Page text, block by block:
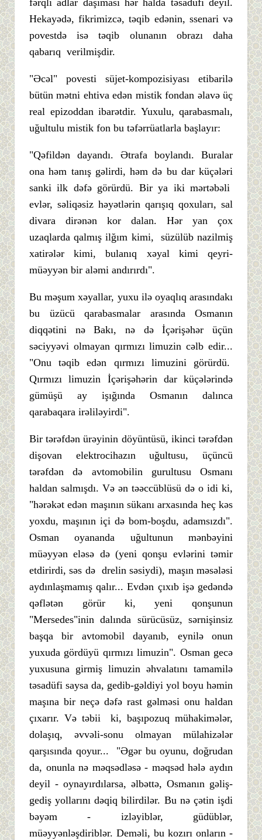
fərqli adlar daşıması hər halda təsadüfi deyil.
Hekayədə, fikrimizcə, təqib edənin, ssenari və
povestdə isə təqib olunanın obrazı daha
qabarıq verilmişdir.
"Əcəl" povesti süjet-kompozisiyası etibarilə
bütün mətni ehtiva edən mistik fondan əlavə üç
real epizoddan ibarətdir. Yuxulu, qarabasmalı,
uğultulu mistik fon bu təfərrüatlarla başlayır:
"Qəfildən dayandı. Ətrafa boylandı. Buralar
ona həm tanış gəlirdi, həm də bu dar küçələri
sanki ilk dəfə görürdü. Bir ya iki mərtəbəli
evlər, səliqəsiz həyətlərin qarışıq qoxuları, sal
divara dirənən kor dalan. Hər yan çox
uzaqlarda qalmış ilğım kimi, süzülüb nazilmiş
xatirələr kimi, bulanıq xəyal kimi qeyri-
müəyyən bir aləmi andırırdı".
Bu məşum xəyallar, yuxu ilə oyaqlıq arasındakı
bu üzücü qarabasmalar arasında Osmanın
diqqətini nə Bakı, nə də İçərişəhər üçün
səciyyəvi olmayan qırmızı limuzin cəlb edir...
"Onu təqib edən qırmızı limuzini görürdü.
Qırmızı limuzin İçərişəhərin dar küçələrində
gümüşü ay işığında Osmanın dalınca
qarabaqara irəliləyirdi".
Bir tərəfdən ürəyinin döyüntüsü, ikinci tərəfdən
dişovan elektrocihazın uğultusu, üçüncü
tərəfdən də avtomobilin gurultusu Osmanı
haldan salmışdı. Və ən təəccüblüsü də o idi ki,
"hərəkət edən maşının sükanı arxasında heç kəs
yoxdu, maşının içi də bom-boşdu, adamsızdı".
Osman oyananda uğultunun mənbəyini
müəyyən eləsə də (yeni qonşu evlərini təmir
etdirirdi, səs də drelin səsiydi), maşın məsələsi
aydınlaşmamış qalır... Evdən çıxıb işə gedəndə
qəflətən görür ki, yeni qonşunun
"Mersedes"inin dalında sürücüsüz, sərnişinsiz
başqa bir avtomobil dayanıb, eynilə onun
yuxuda gördüyü qırmızı limuzin". Osman gecə
yuxusuna girmiş limuzin əhvalatını tamamilə
təsadüfi saysa da, gedib-gəldiyi yol boyu həmin
maşına bir neçə dəfə rast gəlməsi onu haldan
çıxarır. Və təbii ki, başıpozuq mühakimələr,
dolaşıq, əvvəli-sonu olmayan mülahizələr
qarşısında qoyur... "Əgər bu oyunu, doğrudan
da, onunla nə məqsədləsə - məqsəd hələ aydın
deyil - oynayırdılarsa, əlbəttə, Osmanın gəliş-
gediş yollarını dəqiq bilirdilər. Bu nə çətin işdi
bəyəm - izləyiblər, güdüblər,
müəyyənləşdiriblər. Deməli, bu kozırı onların -